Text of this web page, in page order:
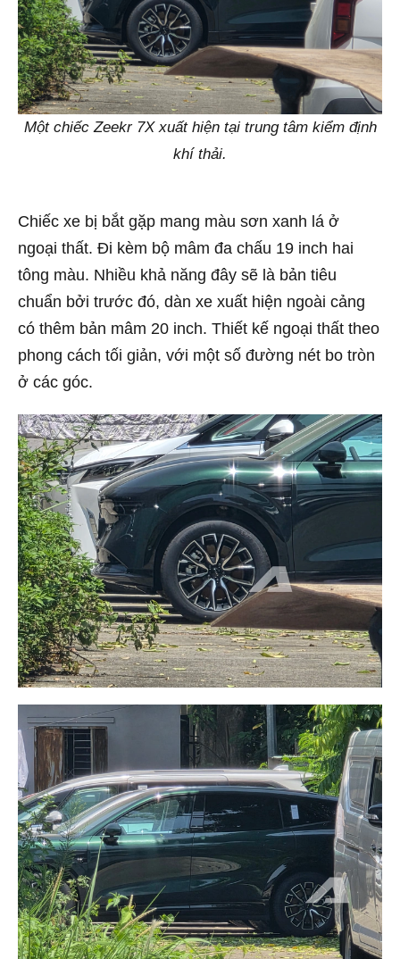
Một chiếc Zeekr 7X xuất hiện tại trung tâm kiểm định
khí thải.
Chiếc xe bị bắt gặp mang màu sơn xanh lá ở
ngoại thất. Đi kèm bộ mâm đa chấu 19 inch hai
tông màu. Nhiều khả năng đây sẽ là bản tiêu
chuẩn bởi trước đó, dàn xe xuất hiện ngoài cảng
có thêm bản mâm 20 inch. Thiết kế ngoại thất theo
phong cách tối giản, với một số đường nét bo tròn
ở các góc.